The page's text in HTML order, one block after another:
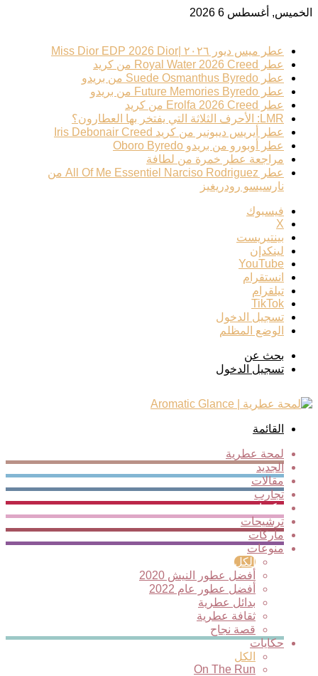
الخميس, أغسطس 6 2026
عطر ميس ديور ٢٠٢٦ |Miss Dior EDP 2026 Dior
عطر Royal Water 2026 Creed من كريد
عطر Suede Osmanthus Byredo من بريدو
عطر Future Memories Byredo من بريدو
عطر Erolfa 2026 Creed من كريد
LMR: الأحرف الثلاثة التي يفتخر بها العطارون؟
عطر أيريس ديبونير من كريد Iris Debonair Creed
عطر أوبورو من بريدو Oboro Byredo
مراجعة عطر خمرة من لطافة
عطر All Of Me Essentiel Narciso Rodriguez من
نارسيسو رودريغيز
فيسبوك
‫X
بينتيريست
لينكدإن
‫YouTube
انستقرام
تيلقرام
‫TikTok
تسجيل الدخول
الوضع المظلم
بحث عن
تسجيل الدخول
القائمة
لمحة عطرية
الجديد
مقالات
تجارب
مكونات
ترشيحات
ماركات
منوعات
الكل
أفضل عطور النيش 2020
أفضل عطور عام 2022
بدائل عطرية
ثقافة عطرية
قصة نجاح
حكايات
الكل
On The Run